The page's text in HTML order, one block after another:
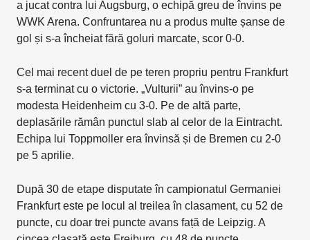
a jucat contra lui Augsburg, o echipă greu de învins pe
WWK Arena. Confruntarea nu a produs multe șanse de
gol și s-a încheiat fără goluri marcate, scor 0-0.
Cel mai recent duel de pe teren propriu pentru Frankfurt
s-a terminat cu o victorie. „Vulturii” au învins-o pe
modesta Heidenheim cu 3-0. Pe de altă parte,
deplasările rămân punctul slab al celor de la Eintracht.
Echipa lui Toppmoller era învinsă și de Bremen cu 2-0
pe 5 aprilie.
După 30 de etape disputate în campionatul Germaniei
Frankfurt este pe locul al treilea în clasament, cu 52 de
puncte, cu doar trei puncte avans față de Leipzig. A